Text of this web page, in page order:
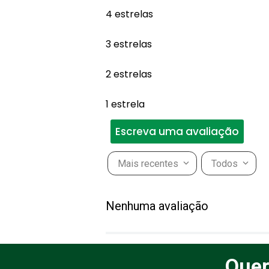
4 estrelas
3 estrelas
2 estrelas
1 estrela
Escreva uma avaliação
Mais recentes Todos
Nenhuma avaliação